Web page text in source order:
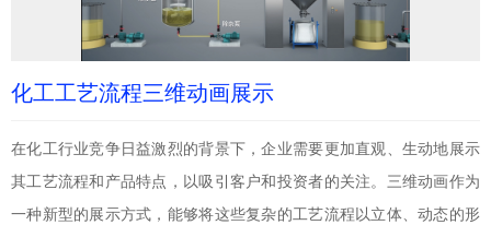
化工工艺流程三维动画展示
在化工行业竞争日益激烈的背景下，企业需要更加直观、生动地展示
其工艺流程和产品特点，以吸引客户和投资者的关注。三维动画作为
一种新型的展示方式，能够将这些复杂的工艺流程以立体、动态的形